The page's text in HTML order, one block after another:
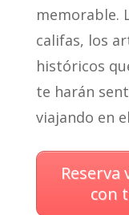
memorable.
califas, los
históricos
te harán
viajando en
con